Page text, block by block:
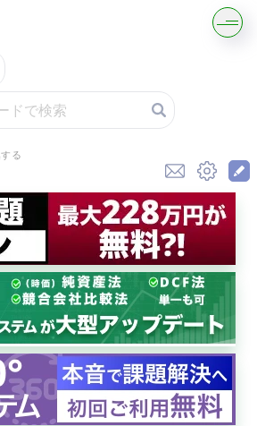
ムを読む
集する
／売る
型を探す
話する
を算定
無料でお試し
る